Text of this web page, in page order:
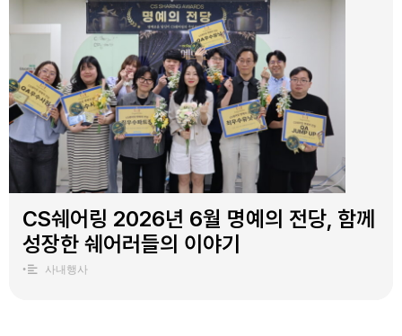
CS쉐어링 2026년 6월 명예의 전당, 함께
성장한 쉐어러들의 이야기
• 사내행사